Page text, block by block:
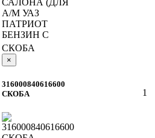
СКОБА
×
316000840616600
СКОБА
1